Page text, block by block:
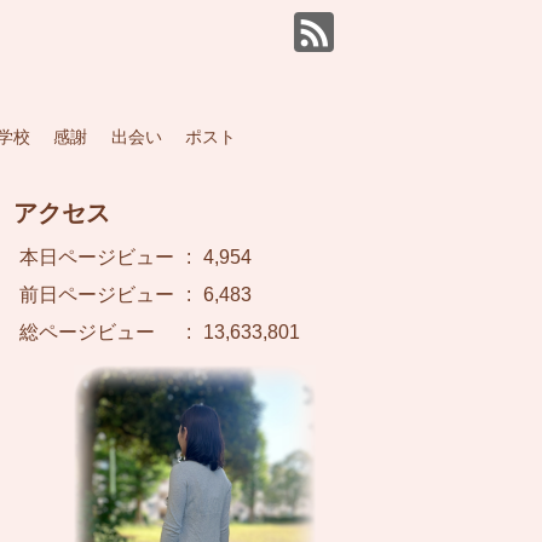
校 感謝 出会い ポスト
アクセス
本日ページビュー :
4,954
前日ページビュー
:
6,483
総ページビュー
: 13,633,801